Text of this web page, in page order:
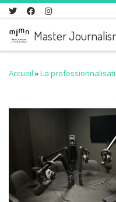
Skip to content
Master
Accueil »La